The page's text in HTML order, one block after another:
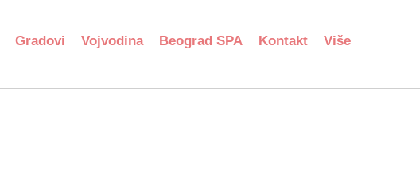
Gradovi Vojvodina Beograd SPA Kontakt Više